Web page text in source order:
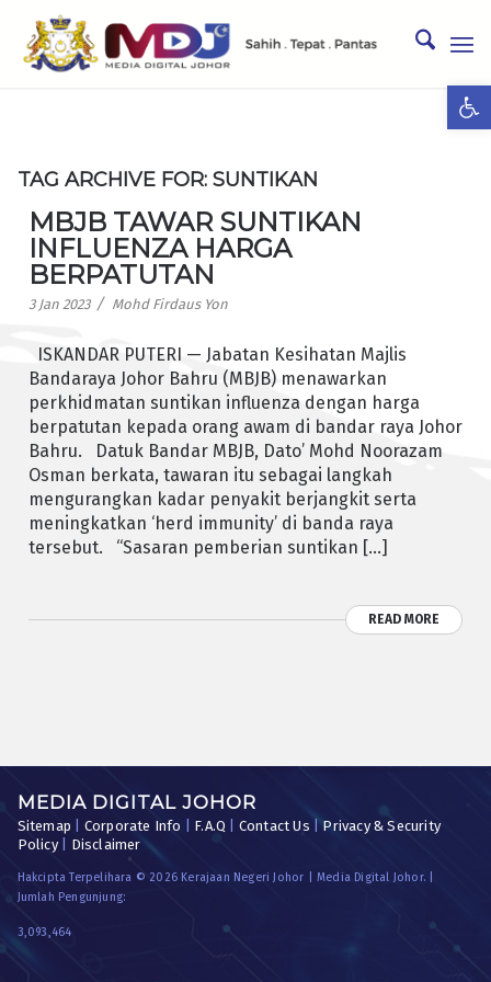
TAG ARCHIVE FOR: SUNTIKAN
MBJB TAWAR SUNTIKAN
INFLUENZA HARGA
BERPATUTAN
3 Jan 2023 / Mohd Firdaus Yon
ISKANDAR PUTERI — Jabatan Kesihatan Majlis
Bandaraya Johor Bahru (MBJB) menawarkan
perkhidmatan suntikan influenza dengan harga
berpatutan kepada orang awam di bandar raya Johor
Bahru. Datuk Bandar MBJB, Dato’ Mohd Noorazam
Osman berkata, tawaran itu sebagai langkah
mengurangkan kadar penyakit berjangkit serta
meningkatkan ‘herd immunity’ di banda raya
tersebut. “Sasaran pemberian suntikan […]
READ MORE
MEDIA DIGITAL JOHOR
Sitemap Corporate Info F.A.Q Contact Us |Privacy & Security
Policy| Disclaimer
Hakcipta Terpelihara © 2026 Kerajaan Negeri Johor | Media Digital Johor. |
Jumlah Pengunjung:
3,093,464